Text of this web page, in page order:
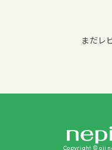
まだレ
Copyright © oji